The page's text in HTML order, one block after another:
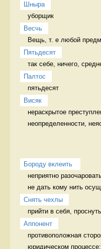
Шныра
уборщик
Весчь
Вещь, т. е любой
Пятьдесят
так себе, ничего,
Палтос
пятьдесят
Висяк
нераскрытое
неопределенности,
Бороду вклеить
неприятно
не дать кому нить
Снять чехлы
прийти в себя,
Аппонент
противоположная
юридическом